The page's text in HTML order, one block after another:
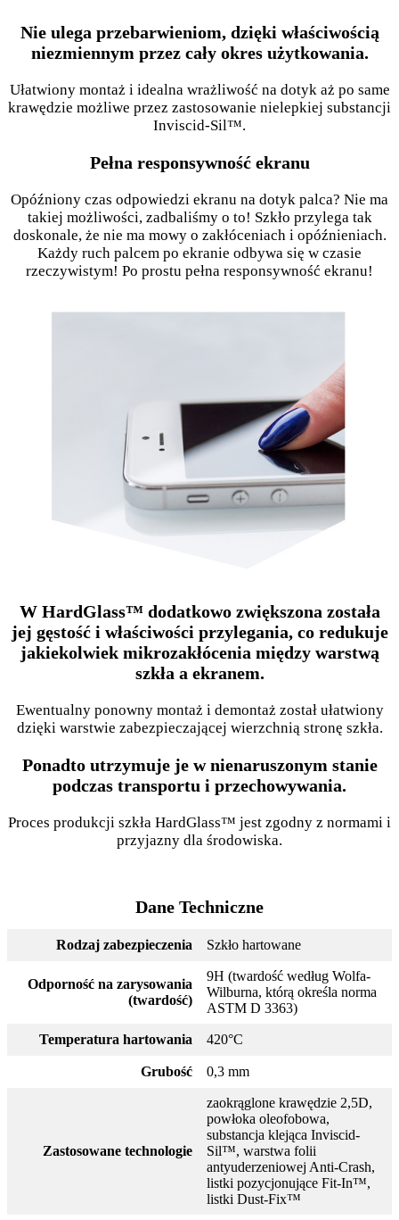
Nie ulega przebarwieniom, dzięki właściwością
niezmiennym przez cały okres użytkowania.
Ułatwiony montaż i idealna wrażliwość na dotyk aż po same
krawędzie możliwe przez zastosowanie nielepkiej substancji
Inviscid-Sil™.
Pełna responsywność ekranu
Opóźniony czas odpowiedzi ekranu na dotyk palca? Nie ma
takiej możliwości, zadbaliśmy o to! Szkło przylega tak
doskonale, że nie ma mowy o zakłóceniach i opóźnieniach.
Każdy ruch palcem po ekranie odbywa się w czasie
rzeczywistym! Po prostu pełna responsywność ekranu!
W HardGlass™ dodatkowo zwiększona została
jej gęstość i właściwości przylegania, co redukuje
jakiekolwiek mikrozakłócenia między warstwą
szkła a ekranem.
Ewentualny ponowny montaż i demontaż został ułatwiony
dzięki warstwie zabezpieczającej wierzchnią stronę szkła.
Ponadto utrzymuje je w nienaruszonym stanie
podczas transportu i przechowywania.
Proces produkcji szkła HardGlass™ jest zgodny z normami i
przyjazny dla środowiska.
Dane Techniczne
Rodzaj zabezpieczenia Szkło hartowane
Odporność na zarysowania
(twardość)
9H (twardość według Wolfa-
Wilburna, którą określa norma
ASTM D 3363)
Temperatura hartowania 420°C
Grubość 0,3 mm
Zastosowane technologie
zaokrąglone krawędzie 2,5D,
powłoka oleofobowa,
substancja klejąca Inviscid-
Sil™, warstwa folii
antyuderzeniowej Anti-Crash,
listki pozycjonujące Fit-In™,
listki Dust-Fix™